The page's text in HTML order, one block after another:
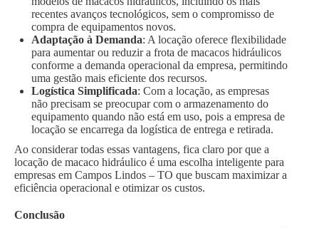
recentes avanços tecnológicos, sem o compromisso de
compra de equipamentos novos.
Adaptação à Demanda: A locação oferece flexibilidade
para aumentar ou reduzir a frota de macacos hidráulicos
conforme a demanda operacional da empresa, permitindo
uma gestão mais eficiente dos recursos.
Logística Simplificada: Com a locação, as empresas
não precisam se preocupar com o armazenamento do
equipamento quando não está em uso, pois a empresa de
locação se encarrega da logística de entrega e retirada.
Ao considerar todas essas vantagens, fica claro por que a
locação de macaco hidráulico é uma escolha inteligente para
empresas em Campos Lindos – TO que buscam maximizar a
eficiência operacional e otimizar os custos.
Conclusão